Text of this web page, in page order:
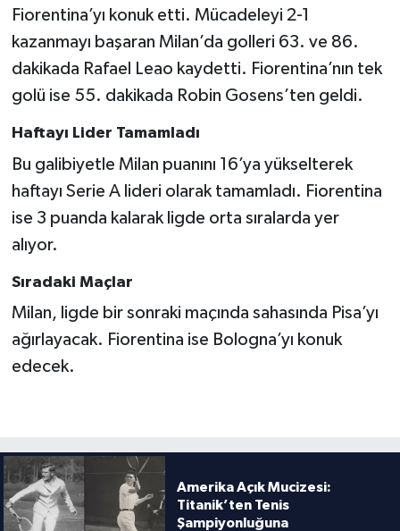
Fiorentina’yı konuk etti. Mücadeleyi 2-1
kazanmayı başaran Milan’da golleri 63. ve 86.
dakikada Rafael Leao kaydetti. Fiorentina’nın tek
golü ise 55. dakikada Robin Gosens’ten geldi.
Haftayı Lider Tamamladı
Bu galibiyetle Milan puanını 16’ya yükselterek
haftayı Serie A lideri olarak tamamladı. Fiorentina
ise 3 puanda kalarak ligde orta sıralarda yer
alıyor.
Sıradaki Maçlar
Milan, ligde bir sonraki maçında sahasında Pisa’yı
ağırlayacak. Fiorentina ise Bologna’yı konuk
edecek.
Amerika Açık Mucizesi:
Titanik’ten Tenis
Şampiyonluğuna
Türkiye Basketbol Ligi
Kadınlar Basketbol Ligi
Diğer Basketbol Ligleri
Formula 1
Atletizm
At Yarışı
Bisiklet
Güreş
Halter